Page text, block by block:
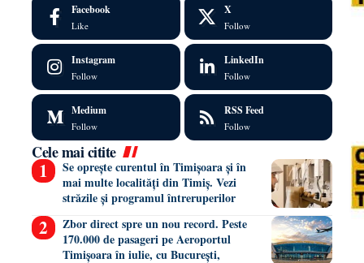
Facebook
Like
X
Follow
Instagram
Follow
LinkedIn
Follow
Medium
Follow
RSS Feed
Follow
Cele mai citite
Se oprește curentul în Timișoara și în
mai multe localități din Timiș. Vezi
străzile și programul întreruperilor
Zbor direct spre un nou record. Peste
170.000 de pasageri pe Aeroportul
Timișoara în iulie, cu București,